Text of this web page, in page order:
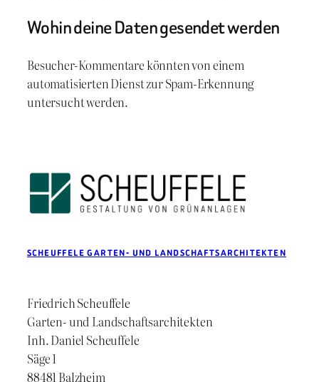
Wohin deine Daten gesendet werden
Besucher-Kommentare könnten von einem
automatisierten Dienst zur Spam-Erkennung
untersucht werden.
SCHEUFFELE GARTEN- UND LANDSCHAFTSARCHITEKTEN
Friedrich Scheuffele
Garten- und Landschaftsarchitekten
Inh. Daniel Scheuffele
Säge 1
88481 Balzheim